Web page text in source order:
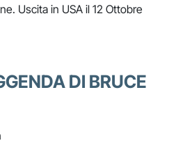
Uscita in USA il 12 Ottobre
DI BRUCE